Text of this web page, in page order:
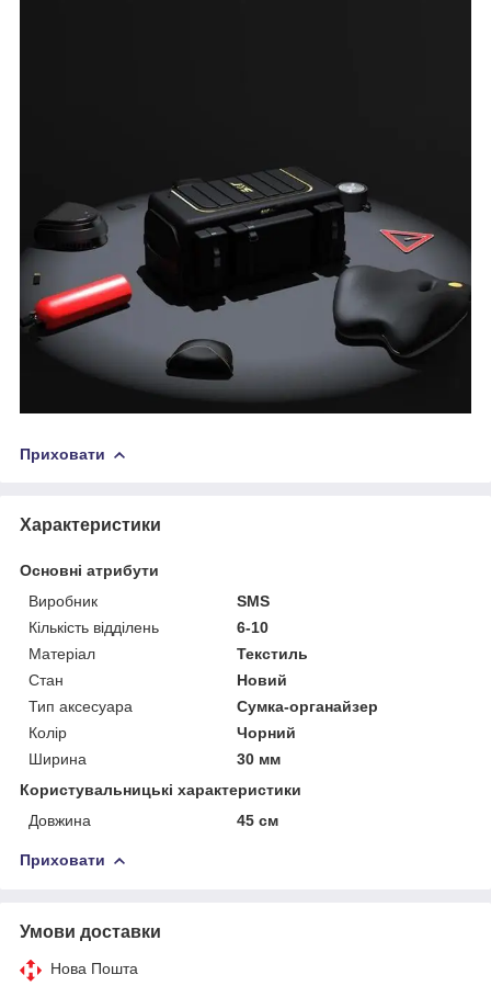
Приховати
Характеристики
Основні атрибути
Виробник
SMS
Кількість відділень
6-10
Матеріал
Текстиль
Стан
Новий
Тип аксесуара
Сумка-органайзер
Колір
Чорний
Ширина
30 мм
Користувальницькі характеристики
Довжина
45 см
Приховати
Умови доставки
Нова Пошта